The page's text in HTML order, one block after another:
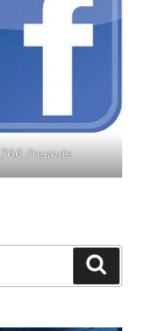
766 Freunde